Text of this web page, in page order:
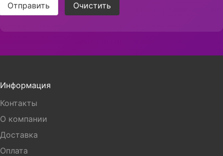
Отправить Очистить
Информация
Контакты
О компании
Доставка
Оплата